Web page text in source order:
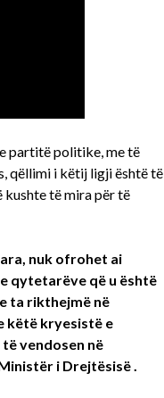
partitë politike, me të
qëllimi i këtij ligji është të
kushte të mira për të
nuk ofrohet ai
qytetarëve që u është
ta rikthejmë në
këtë kryesistë e
vendosen në
i Drejtësisë .